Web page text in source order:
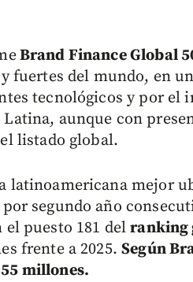
Brand Finance Global
fuertes del mundo, en
tecnológicos y por el
aunque con
listado global.
latinoamericana mejor
segundo año
el puesto 181 delranking
frente a 2025.Según
millones.